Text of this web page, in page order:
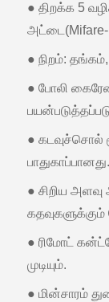
● திறக்க 5
● நிறம்: தங்கம்,
● போலி
● கடவுச்சொல்
பாதுகாப்பானது.
● சிறிய
கதவுகளுக்கும்
● ரிமோட்
முடியும்.
● மின்சாரம்